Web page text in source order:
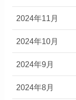
2024年11月
2024年10月
2024年9月
2024年8月